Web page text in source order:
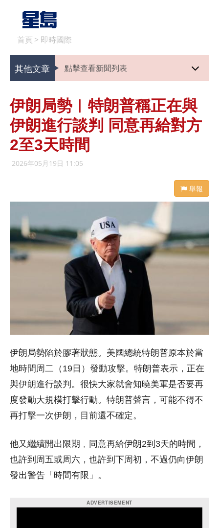
首頁 > 即時國際
其他文章 點擊查看新聞列表
伊朗局勢︱特朗普稱正在與
伊朗進行談判 同意再給對方
2至3天時間
2026年05月19日 11:05
舉報
伊朗局勢陷於膠著狀態。美國總統特朗普原本於當
地時間周二（19日）發動攻擊。特朗普表示，正在
與伊朗進行談判。很快大家就會知曉美軍是否要再
度發動大規模打擊行動。特朗普聲言，可能不得不
再打擊一次伊朗，目前還不確定。
他又繼續開出限期﹐同意再給伊朗2到3天的時間，
也許到周五或周六，也許到下周初，不過仍向伊朗
發出警告「時間有限」。